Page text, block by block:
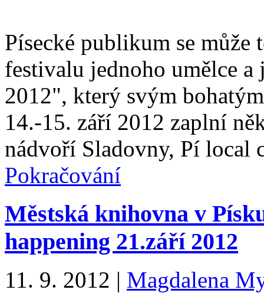
Písecké publikum se
festivalu jednoho umělce
2012", který svým
14.-15. září 2012 zaplní
nádvoří Sladovny, Pí local
Pokračování
Městská knihovna v
happening 21.září 2012
11. 9. 2012 | Magdalena